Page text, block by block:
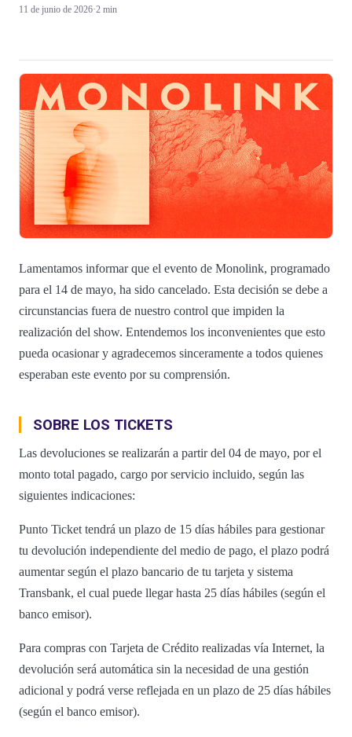
11 de junio de 2026·2 min
Lamentamos informar que el evento de Monolink, programado
para el 14 de mayo, ha sido cancelado. Esta decisión se debe a
circunstancias fuera de nuestro control que impiden la
realización del show. Entendemos los inconvenientes que esto
pueda ocasionar y agradecemos sinceramente a todos quienes
esperaban este evento por su comprensión.
SOBRE LOS TICKETS
Las devoluciones se realizarán a partir del 04 de mayo, por el
monto total pagado, cargo por servicio incluido, según las
siguientes indicaciones:
Punto Ticket tendrá un plazo de 15 días hábiles para gestionar
tu devolución independiente del medio de pago, el plazo podrá
aumentar según el plazo bancario de tu tarjeta y sistema
Transbank, el cual puede llegar hasta 25 días hábiles (según el
banco emisor).
Para compras con Tarjeta de Crédito realizadas vía Internet, la
devolución será automática sin la necesidad de una gestión
adicional y podrá verse reflejada en un plazo de 25 días hábiles
(según el banco emisor).